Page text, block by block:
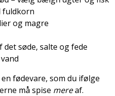
fuldkorn
og magre
det søde, salte og fede
fødevare, som du ifølge
må spise mereaf.